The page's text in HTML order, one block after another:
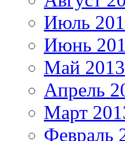
Июль
Июнь
Май 2013
Апрель
Март
Февраль